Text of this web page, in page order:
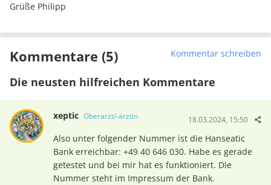
Grüße Philipp
Kommentare (5) Kommentar schreiben
Die neusten hilfreichen Kommentare
xeptic Oberarzt/-ärztin 18.03.2024, 15:50
Also unter folgender Nummer ist die Hanseatic
Bank erreichbar: +49 40 646 030. Habe es gerade
getestet und bei mir hat es funktioniert. Die
Nummer steht im Impressum der Bank.